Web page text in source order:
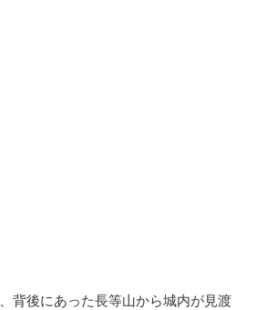
背後にあった長等山から城内が見渡